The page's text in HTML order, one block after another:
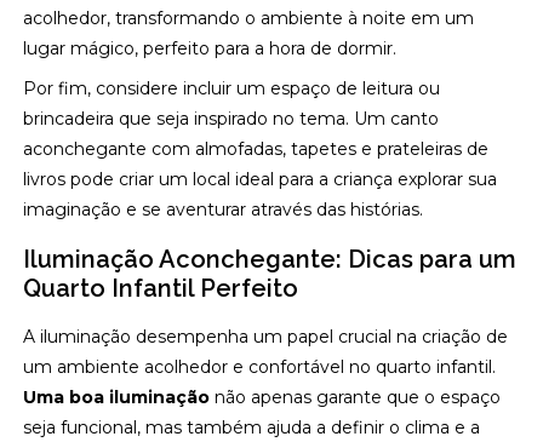
acolhedor, transformando o ambiente à noite em um
lugar mágico, perfeito para a hora de dormir.
Por fim, considere incluir um espaço de leitura ou
brincadeira que seja inspirado no tema. Um canto
aconchegante com almofadas, tapetes e prateleiras de
livros pode criar um local ideal para a criança explorar sua
imaginação e se aventurar através das histórias.
Iluminação Aconchegante: Dicas para um
Quarto Infantil Perfeito
A iluminação desempenha um papel crucial na criação de
um ambiente acolhedor e confortável no quarto infantil.
Uma boa iluminação não apenas garante que o espaço
seja funcional, mas também ajuda a definir o clima e a